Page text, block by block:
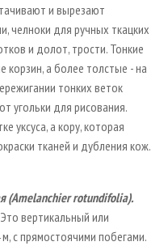
и вырезают
челноки для ручных ткацких
и долот, трости. Тонкие
корзин, а более толстые - на
тонких веток
угольки для рисования.
уксуса, а кору, которая
тканей и дубления кож.
(Amelanchier rotundifolia).
вертикальный или
с прямостоячими побегами.